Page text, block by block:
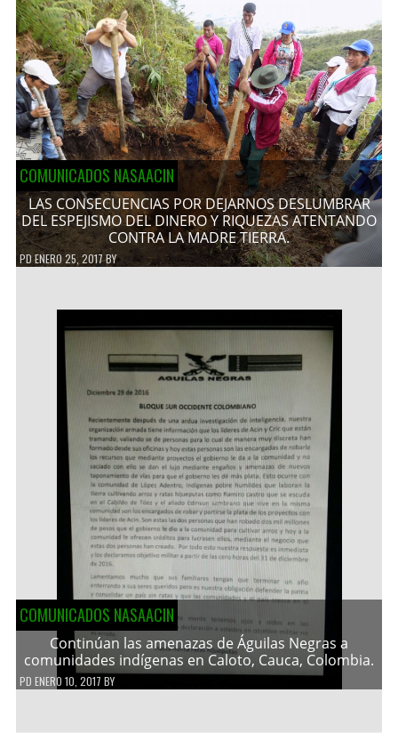
COMUNICADOS NASAACIN
LAS CONSECUENCIAS POR DEJARNOS DESLUMBRAR
DEL ESPEJISMO DEL DINERO Y RIQUEZAS ATENTANDO
CONTRA LA MADRE TIERRA.
PDENERO 25, 2017BY
COMUNICADOS NASAACIN
Continúan las amenazas de Águilas Negras a
comunidades indígenas en Caloto, Cauca, Colombia.
PD ENERO 10, 2017 BY